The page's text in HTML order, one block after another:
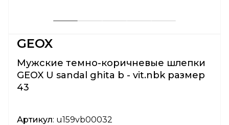
GEOX
Мужские темно-коричневые шлепки
GEOX U sandal ghita b - vit.nbk размер
43
Артикул: u159vb00032